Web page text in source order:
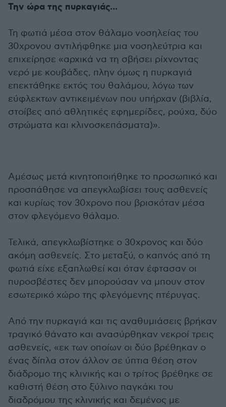
Την ώρα της πυρκαγιάς...
Τη φωτιά μέσα στον θάλαμο νοσηλείας του
30χρονου αντιλήφθηκε μια νοσηλεύτρια και
επιχείρησε «αρχικά να τη σβήσει ρίχνοντας
νερό με κουβάδες, πλην όμως η πυρκαγιά
επεκτάθηκε εκτός του θαλάμου, λόγω των
εύφλεκτων αντικειμένων που υπήρχαν (βιβλία,
στοίβες από αθλητικές εφημερίδες, ρούχα, δύο
στρώματα και κλινοσκεπάσματα)».
Αμέσως μετά κινητοποιήθηκε το προσωπικό και
προσπάθησε να απεγκλωβίσει τους ασθενείς
και κυρίως τον 30χρονο που βρισκόταν μέσα
στον φλεγόμενο θάλαμο.
Τελικά, απεγκλωβίστηκε ο 30χρονος και δύο
ακόμη ασθενείς. Στο μεταξύ, ο καπνός από τη
φωτιά είχε εξαπλωθεί και όταν έφτασαν οι
πυροσβέστες δεν μπορούσαν να μπουν στον
εσωτερικό χώρο της φλεγόμενης πτέρυγας.
Από την πυρκαγιά και τις αναθυμιάσεις βρήκαν
τραγικό θάνατο και ανασύρθηκαν νεκροί τρεις
ασθενείς, «εκ των οποίων οι δύο βρέθηκαν ο
ένας δίπλα στον άλλον σε ύπτια θέση στον
διάδρομο της κλινικής και ο τρίτος βρέθηκε σε
καθιστή θέση στο ξύλινο παγκάκι του
διαδρόμου της κλινικής και δεμένος με